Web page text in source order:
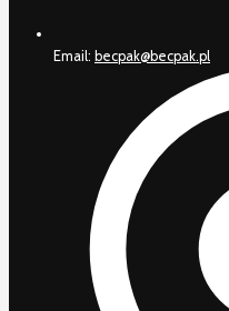
Email: becpak@becpak.pl